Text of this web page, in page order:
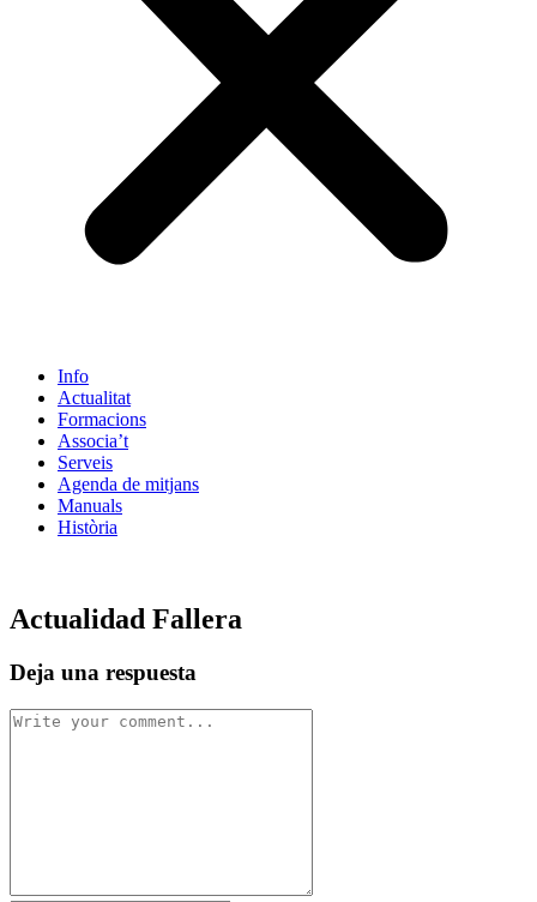
Info
Actualitat
Formacions
Associa’t
Serveis
Agenda de mitjans
Manuals
Història
Actualidad Fallera
Deja una respuesta